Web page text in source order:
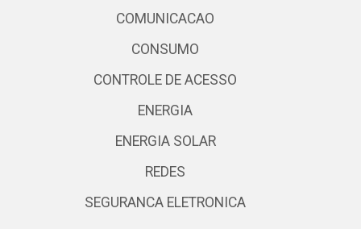
COMUNICACAO
CONSUMO
CONTROLE DE ACESSO
ENERGIA
ENERGIA SOLAR
REDES
SEGURANCA ELETRONICA